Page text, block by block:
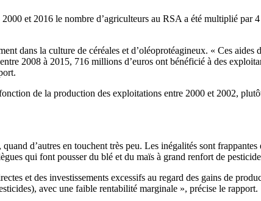
et 2016 le nombre d’agriculteurs au RSA a été multiplié
dans la culture de céréales et d’oléoprotéagineux. « Ces
2008 à 2015, 716 millions d’euros ont bénéficié à des
de la production des exploitations entre 2000 et 2002,
d’autres en touchent très peu. Les inégalités sont
qui font pousser du blé et du maïs à grand renfort de
et des investissements excessifs au regard des gains de
avec une faible rentabilité marginale », précise le rapport.